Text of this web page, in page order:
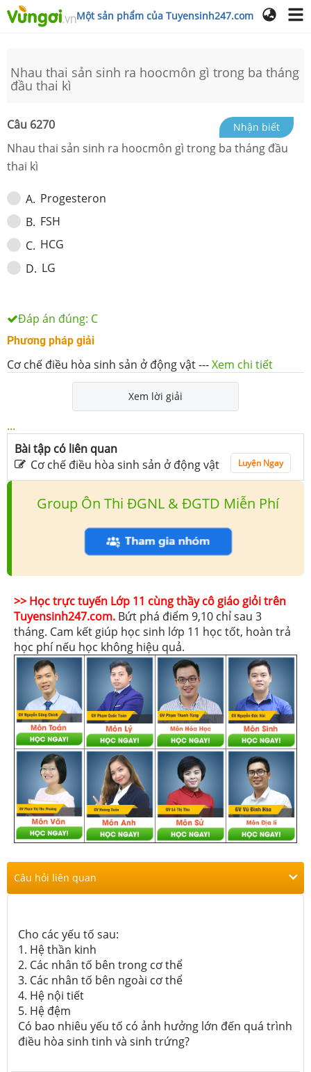
Một sản phẩm của Tuyensinh247.com
Nhau thai sản sinh ra hoocmôn gì trong ba tháng
đầu thai kì
Câu 6270 Nhận biết
Nhau thai sản sinh ra hoocmôn gì trong ba tháng đầu
thai kì
A. Progesteron
B. FSH
C. HCG
D. LG
Đáp án đúng: C
Phương pháp giải
Cơ chế điều hòa sinh sản ở động vật---Xem chi tiết
Xem lời giải
...
Bài tập có liên quan
Cơ chế điều hòa sinh sản ở động vật
Luyện Ngay
Group Ôn Thi ĐGNL & ĐGTD Miễn Phí
>> Học trực tuyến Lớp 11 cùng thầy cô giáo giỏi trên
Tuyensinh247.com. Bứt phá điểm 9,10 chỉ sau 3
tháng. Cam kết giúp học sinh lớp 11 học tốt, hoàn trả
học phí nếu học không hiệu quả.
Câu hỏi liên quan
Cho các yếu tố sau:
1. Hệ thần kinh
2. Các nhân tố bên trong cơ thể
3. Các nhân tố bên ngoài cơ thể
4. Hệ nội tiết
5. Hệ đệm
Có bao nhiêu yếu tố có ảnh hưởng lớn đến quá trình
điều hòa sinh tinh và sinh trứng?